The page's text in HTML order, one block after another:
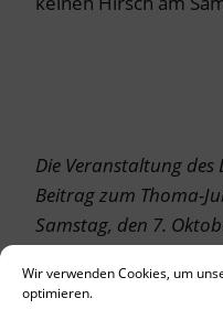
Wir verwenden Cookies, um
optimieren.
Die Veranstaltung
Beitrag zum Thoma-
Samstag, den 7.